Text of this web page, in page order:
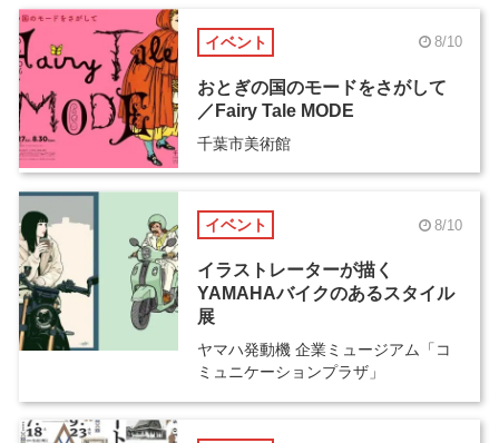
イベント 8/10
おとぎの国のモードをさがして
／Fairy Tale MODE
千葉市美術館
イベント 8/10
イラストレーターが描く
YAMAHAバイクのあるスタイル
展
ヤマハ発動機 企業ミュージアム「コ
ミュニケーションプラザ」